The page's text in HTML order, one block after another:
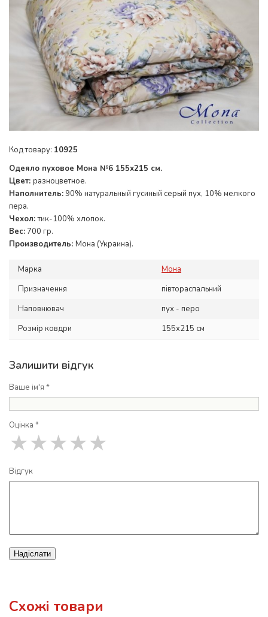
Код товару: 10925
Одеяло пуховое Мона №6 155х215 см.
Цвет: разноцветное.
Наполнитель:90% натуральный гусиный серый пух, 10% мелкого
пера.
Чехол:тик-100% хлопок.
Вес: 700 гр.
Производитель: Мона (Украина).
Марка
Мона
Призначення
півтораспальний
Наповнювач
пух - перо
Розмір ковдри
155x215 см
Залишити відгук
Ваше ім'я *
Оцінка *
★
★
★
★
★
Відгук
Надіслати
Схожі товари